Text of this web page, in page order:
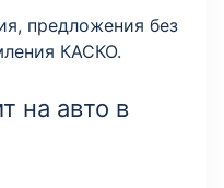
предложения без
КАСКО.
на авто в